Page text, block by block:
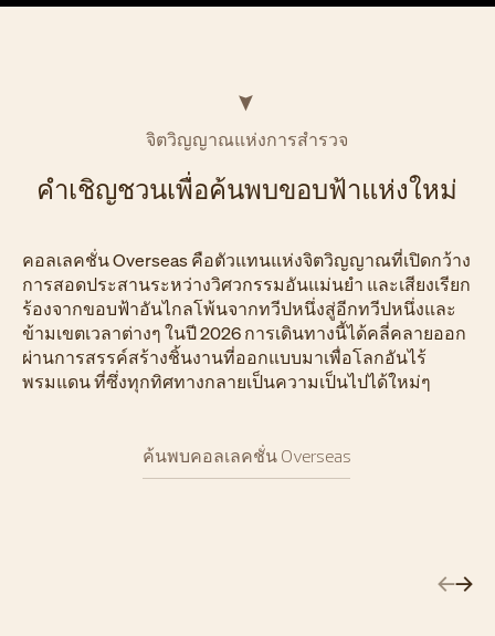
จิตวิญญาณแห่งการสำรวจ
คำเชิญชวนเพื่อค้นพบขอบฟ้าแห่งใหม่
คอลเลคชั่น Overseas คือตัวแทนแห่งจิตวิญญาณที่เปิดกว้าง
การสอดประสานระหว่างวิศวกรรมอันแม่นยำ และเสียงเรียก
ร้องจากขอบฟ้าอันไกลโพ้นจากทวีปหนึ่งสู่อีกทวีปหนึ่งและ
ข้ามเขตเวลาต่างๆ ในปี 2026 การเดินทางนี้ได้คลี่คลายออก
ผ่านการสรรค์สร้างชิ้นงานที่ออกแบบมาเพื่อโลกอันไร้
พรมแดน ที่ซึ่งทุกทิศทางกลายเป็นความเป็นไปได้ใหม่ๆ
ค้นพบคอลเลคชั่น Overseas